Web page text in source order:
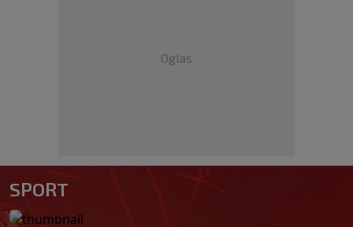
Oglas
SPORT